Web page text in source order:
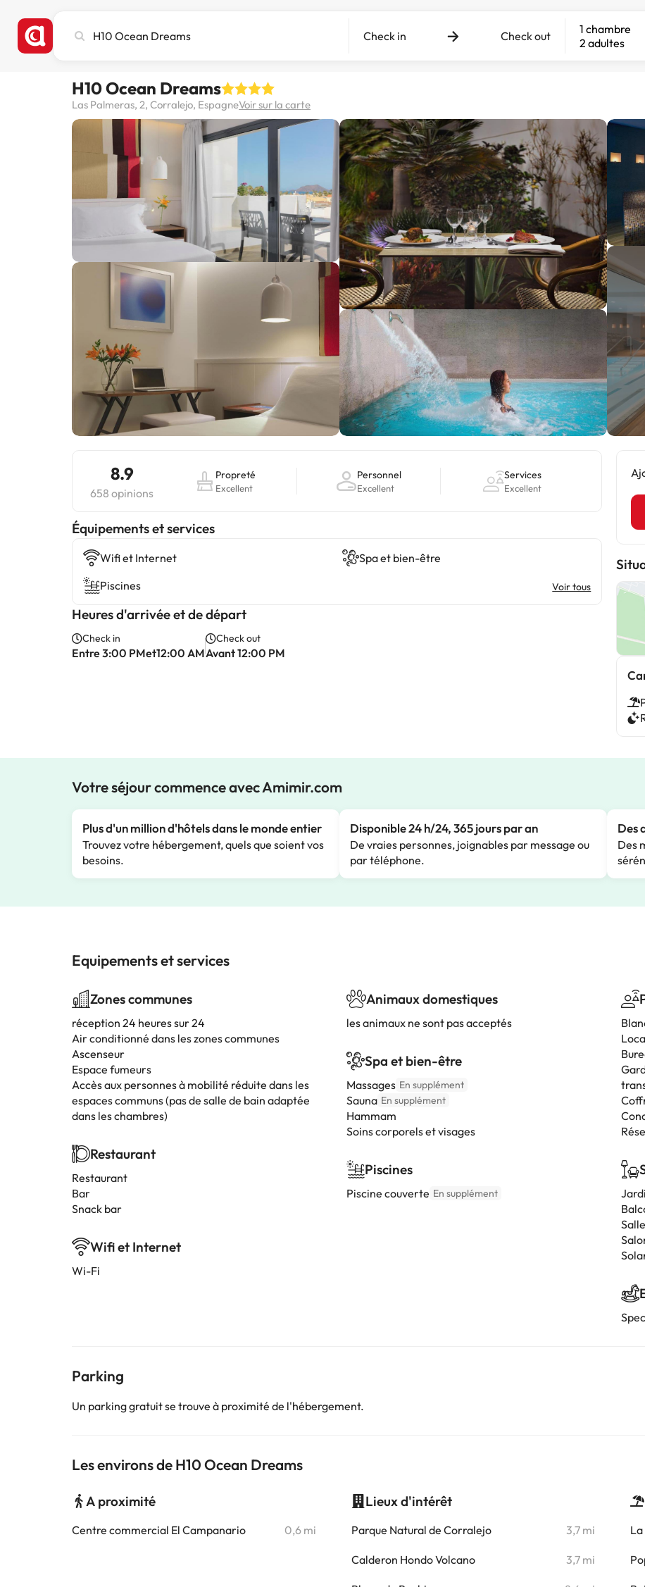
une
hôtel
ou
une
destination
Check in Check out
1 chambre
2 adultes
H10 Ocean Dreams
Las Palmeras, 2, Corralejo, EspagneVoir sur la carte
8.9
658 opinions
Propreté
Excellent
Personnel
Excellent
Services
Excellent
​Équipements et services
Wifi et Internet
Spa et bien-être
Piscines
Voir tous
Heures d'arrivée et de départ
Check in
Entre 3:00 PMet12:00 AM
Check out
Avant 12:00 PM
Votre séjour commence avec Amimir.com
Plus d'un million d'hôtels dans le monde entier
Trouvez votre hébergement, quels que soient vos
besoins.
Disponible 24 h/24, 365 jours par an
De vraies personnes, joignables par message ou
par téléphone.
Des
Des
Equipements et services
Zones communes
réception 24 heures sur 24
Air conditionné dans les zones communes
Ascenseur
Espace fumeurs
Accès aux personnes à mobilité réduite dans les
espaces communs (pas de salle de bain adaptée
dans les chambres)
Restaurant
Restaurant
Bar
Snack bar
Wifi et Internet
Wi-Fi
Animaux domestiques
les animaux ne sont pas acceptés
Spa et bien-être
Massages En supplément
Sauna En supplément
Hammam
Soins corporels et visages
Piscines
Piscine couverte En supplément
Parking
Un parking gratuit se trouve à proximité de l'hébergement.
Les environs de H10 Ocean Dreams
A proximité
Centre commercial El Campanario 0,6 mi
Lieux d'intérêt
Parque Natural de Corralejo 3,7 mi
Calderon Hondo Volcano 3,7 mi